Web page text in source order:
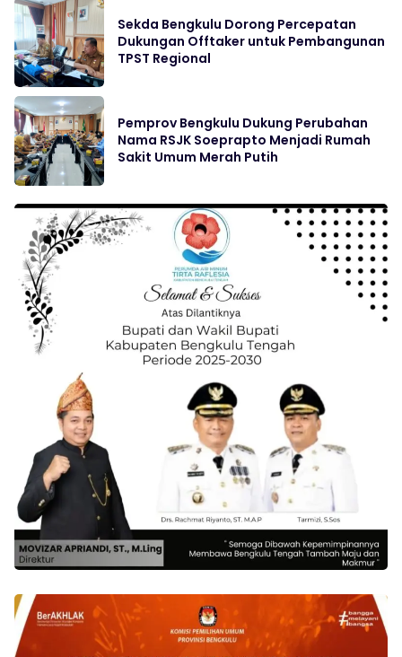
Sekda Bengkulu Dorong Percepatan
Dukungan Offtaker untuk Pembangunan
TPST Regional
Pemprov Bengkulu Dukung Perubahan
Nama RSJK Soeprapto Menjadi Rumah
Sakit Umum Merah Putih